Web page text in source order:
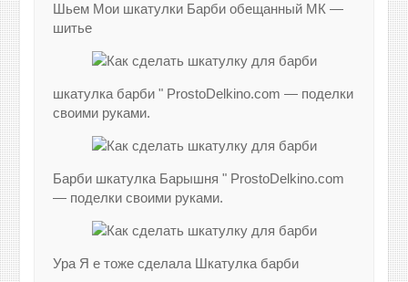
Шьем Мои шкатулки Барби обещанный МК —
шитье
шкатулка барби " ProstoDelkino.com — поделки
своими руками.
Барби шкатулка Барышня " ProstoDelkino.com
— поделки своими руками.
Ура Я е тоже сделала Шкатулка барби